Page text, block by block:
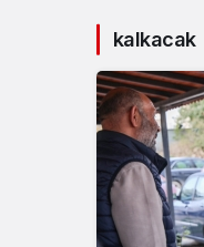
kalkacak